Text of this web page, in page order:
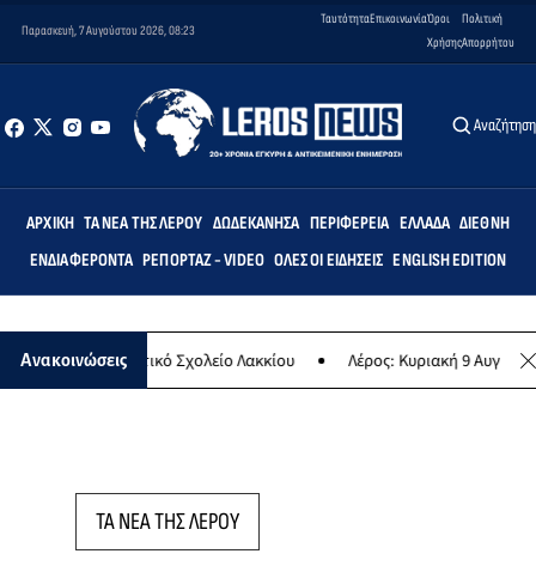
Παρασκευή, 7 Αυγούστου 2026, 08:23
ΤαυτότηταΕπικοινωνίαΌροι
Χρήσης
Πολιτική
Απορρήτου
Αναζήτηση
ΑΡΧΙΚΉ ΤΑ ΝΈΑ ΤΗΣ ΛΈΡΟΥ ΔΩΔΕΚΆΝΗΣΑ ΠΕΡΙΦΈΡΕΙΑ ΕΛΛΆΔΑ ΔΙΕΘΝΉ
ΕΝΔΙΑΦΈΡΟΝΤΑ ΡΕΠΟΡΤΆΖ - VIDEO ΌΛΕΣ ΟΙ ΕΙΔΉΣΕΙΣ ENGLISH EDITION
Ανακοινώσεις
στο Δημοτικό Σχολείο Λακκίου Λέρος: Κυριακή 9 Αυγούστου
ΤΑ ΝΕΑ ΤΗΣ ΛΕΡΟΥ